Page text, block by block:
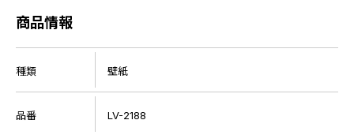
商品情報
種類 壁紙
品番 LV-2188